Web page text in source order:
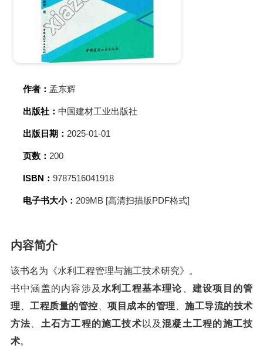
作者： 孟东辉
出版社： 中国建材工业出版社
出版日期： 2025-01-01
页数： 200
ISBN： 9787516041918
电子书大小： 209MB [高清扫描版PDF格式]
内容简介
该书名为《水利工程管理与施工技术研究》。
书中涵盖的内容涉及 水利工程基本理论
建设项目的管
理
工程质量的管控 项目成本的管理
施工导流的技术
方法
土石方工程的施工技术 以及混凝土工程的施工技
术。